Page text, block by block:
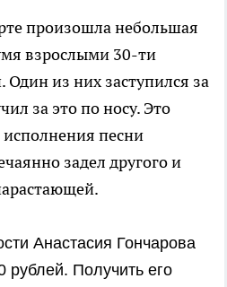
произошла небольшая
взрослыми 30-ти
из них заступился за
за это по носу. Это
песни
задел другого и
Анастасия Гончарова
рублей. Получить его